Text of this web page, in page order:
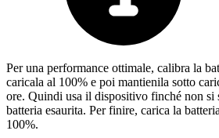
Per una performance ottimale, calibra la
caricala al 100% e poi mantienila sotto
ore. Quindi usa il dispositivo finché non si
batteria esaurita. Per finire, carica la
100%.